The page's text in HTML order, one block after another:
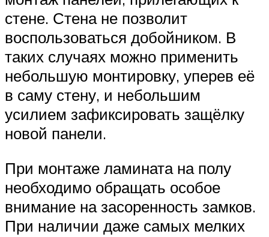
стене. Стена не позволит
воспользоваться добойником. В
таких случаях можно применить
небольшую монтировку, уперев её
в саму стену, и небольшим
усилием зафиксировать защёлку
новой панели.
При монтаже ламината на полу
необходимо обращать особое
внимание на засоренность замков.
При наличии даже самых мелких